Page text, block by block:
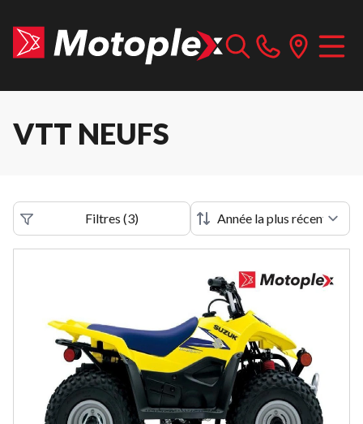
VTT NEUFS
Filtres (3)